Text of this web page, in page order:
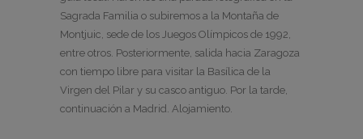
Sagrada Familia o subiremos a la Montaña de
Montjuic, sede de los Juegos Olímpicos de 1992,
entre otros. Posteriormente, salida hacia Zaragoza
con tiempo libre para visitar la Basílica de la
Virgen del Pilar y su casco antiguo. Por la tarde,
continuación a Madrid. Alojamiento.